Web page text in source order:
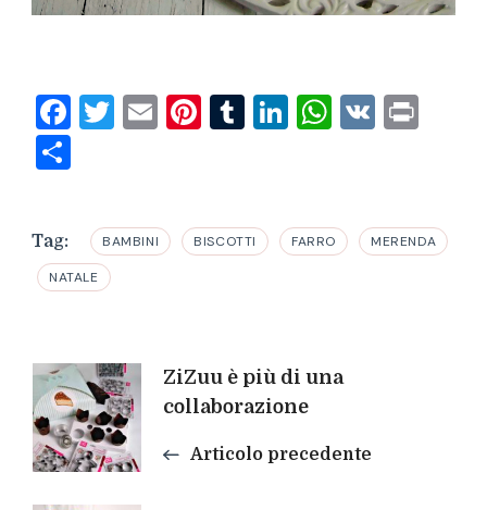
Facebook
Twitter
EmailPinterest
Tumblr
LinkedIn
VK
Tag: BAMBINI BISCOTTI FARRO MERENDA
NATALE
Navigazione
articoli
ZiZuu è più di una
collaborazione
Articolo precedente